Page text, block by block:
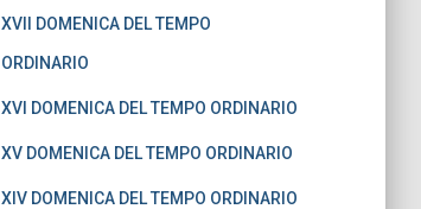
XVII DOMENICA DEL TEMPO
ORDINARIO
XVI DOMENICA DEL TEMPO ORDINARIO
XV DOMENICA DEL TEMPO ORDINARIO
XIV DOMENICA DEL TEMPO ORDINARIO